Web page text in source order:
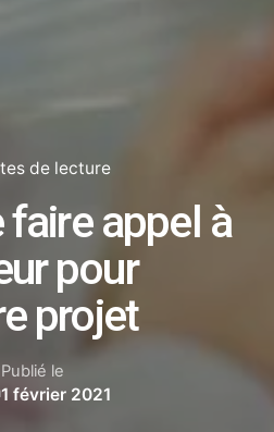
de lecture
faire appel à
pour
projet
Publié le
1 février 2021